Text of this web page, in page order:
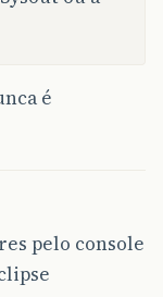
é
pelo console